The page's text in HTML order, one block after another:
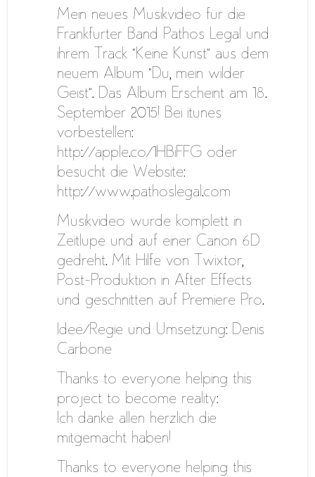
Mein neues Musikvideo für die
Frankfurter Band Pathos Legal und
ihrem Track “Keine Kunst” aus dem
neuem Album “Du, mein wilder
Geist”. Das Album Erscheint am 18.
September 2015! Bei itunes
vorbestellen:
http://apple.co/1HBiFFG oder
besucht die Website:
http://www.pathoslegal.com
Musikvideo wurde komplett in
Zeitlupe und auf einer Canon 6D
gedreht. Mit Hilfe von Twixtor,
Post-Produktion in After Effects
und geschnitten auf Premiere Pro.
Idee/Regie und Umsetzung: Denis
Carbone
Thanks to everyone helping this
project to become reality:
Ich danke allen herzlich die
mitgemacht haben!
Thanks to everyone helping this